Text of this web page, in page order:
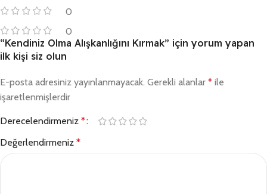
0
0
“Kendiniz Olma Alışkanlığını Kırmak” için yorum yapan
ilk kişi siz olun
E-posta adresiniz yayınlanmayacak. Gerekli alanlar * ile
işaretlenmişlerdir
Derecelendirmeniz *
Değerlendirmeniz *